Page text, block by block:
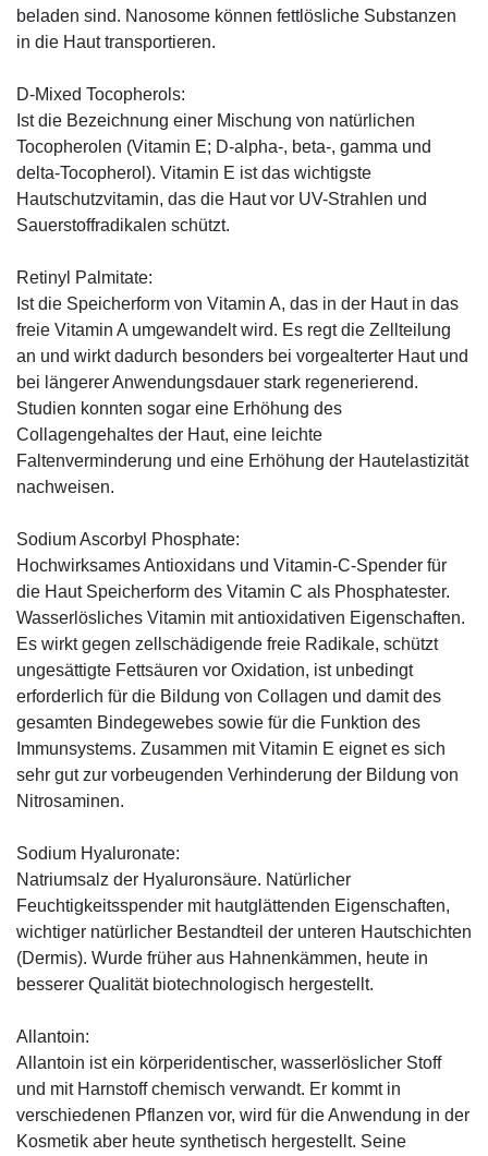
beladen sind. Nanosome können fettlösliche Substanzen
in die Haut transportieren.
D-Mixed Tocopherols:
Ist die Bezeichnung einer Mischung von natürlichen
Tocopherolen (Vitamin E; D-alpha-, beta-, gamma und
delta-Tocopherol). Vitamin E ist das wichtigste
Hautschutzvitamin, das die Haut vor UV-Strahlen und
Sauerstoffradikalen schützt.
Retinyl Palmitate:
Ist die Speicherform von Vitamin A, das in der Haut in das
freie Vitamin A umgewandelt wird. Es regt die Zellteilung
an und wirkt dadurch besonders bei vorgealterter Haut und
bei längerer Anwendungsdauer stark regenerierend.
Studien konnten sogar eine Erhöhung des
Collagengehaltes der Haut, eine leichte
Faltenverminderung und eine Erhöhung der Hautelastizität
nachweisen.
Sodium Ascorbyl Phosphate:
Hochwirksames Antioxidans und Vitamin-C-Spender für
die Haut Speicherform des Vitamin C als Phosphatester.
Wasserlösliches Vitamin mit antioxidativen Eigenschaften.
Es wirkt gegen zellschädigende freie Radikale, schützt
ungesättigte Fettsäuren vor Oxidation, ist unbedingt
erforderlich für die Bildung von Collagen und damit des
gesamten Bindegewebes sowie für die Funktion des
Immunsystems. Zusammen mit Vitamin E eignet es sich
sehr gut zur vorbeugenden Verhinderung der Bildung von
Nitrosaminen.
Sodium Hyaluronate:
Natriumsalz der Hyaluronsäure. Natürlicher
Feuchtigkeitsspender mit hautglättenden Eigenschaften,
wichtiger natürlicher Bestandteil der unteren Hautschichten
(Dermis). Wurde früher aus Hahnenkämmen, heute in
besserer Qualität biotechnologisch hergestellt.
Allantoin:
Allantoin ist ein körperidentischer, wasserlöslicher Stoff
und mit Harnstoff chemisch verwandt. Er kommt in
verschiedenen Pflanzen vor, wird für die Anwendung in der
Kosmetik aber heute synthetisch hergestellt. Seine